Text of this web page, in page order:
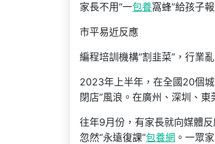
家長不用“一包養窩蜂”給孩子
市平易近反應
編程培訓機構“割韭菜”，行業
2023年上半年，在全國20個
閉店”風浪。在廣州、深圳、
往年9月份，有家長就向媒體
忽然“永遠復課”包養網 。一眾